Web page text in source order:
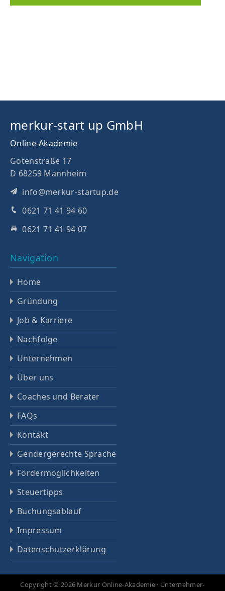
merkur-start up GmbH
Online-Akademie
Gotenstraße 17
D 68259 Mannheim
info@merkur-startup.de
0621 71 41 94 60
0621 71 41 94 07
Navigation
Home
Gründung
Job & Karriere
Nachfolge
Unternehmen
Über uns
Coaches und Berater
FAQs
Kontakt
Gendergerechte Sprache
Fördermöglichkeiten
Steuertipps
Buchungsablauf
Impressum
Datenschutz­erklärung
Copyright © 2026 Merkur Online-Akademie · Unternehmer-